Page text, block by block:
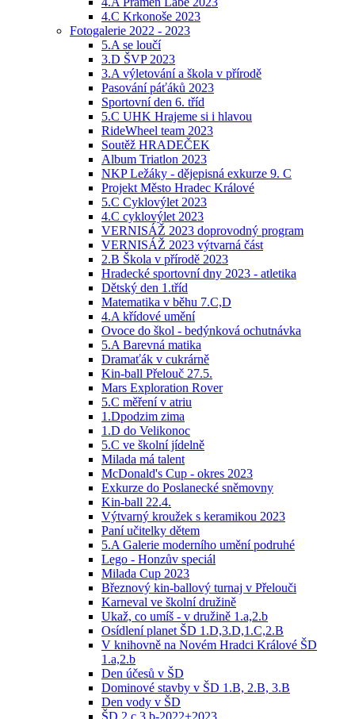
4.C Krkonoše 2023
Fotogalerie 2022 - 2023
5.A se loučí
3.D ŠVP 2023
3.A výletování a škola v přírodě
Pasování páťáků 2023
Sportovní den 6. tříd
5.C UHK Hrajeme si i hlavou
RideWheel team 2023
Soutěž HRADEČEK
Album Triatlon 2023
NKP Ležáky - dějepisná exkurze 9. C
Projekt Město Hradec Králové
5.C Cyklovýlet 2023
4.C cyklovýlet 2023
VERNISÁŽ 2023 doprovodný program
VERNISÁŽ 2023 výtvarná část
2.B Škola v přírodě 2023
Hradecké sportovní dny 2023 - atletika
Dětský den 1.tříd
Matematika v běhu 7.C,D
4.A křídové umění
Ovoce do škol - bedýnková ochutnávka
5.A Barevná matika
Dramaťák v cukrárně
Kin-ball Přelouč 27.5.
Mars Exploration Rover
5.C měření v atriu
1.Dpodzim zima
1.D do Velikonoc
5.C ve školní jídelně
Milada má talent
McDonald's Cup - okres 2023
Exkurze do Poslanecké sněmovny
Kin-ball 22.4.
Výtvarný kroužek s keramikou 2023
Paní učitelky dětem
5.A Galerie moderního umění podruhé
Lego - Honzův speciál
Milada Cup 2023
Březnový kin-ballový turnaj v Přelouči
Karneval ve školní družině
Ukaž, co umíš - v družině 1.a,2.b
Osídlení planet ŠD 1.D,3.D,1.C,2.B
V knihovně na Novém Hradci Králové ŠD
1.a,2.b
Den účesů v ŠD
Dominové stavby v ŠD 1.B, 2.B, 3.B
Den vody v ŠD